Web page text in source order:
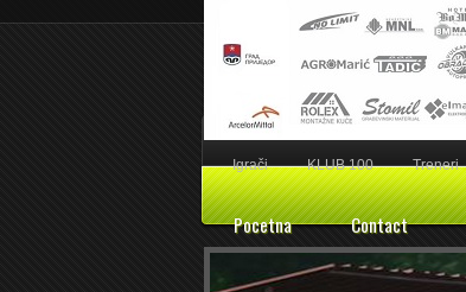
Igrači KLUB 100 Treneri
Pocetna Contact